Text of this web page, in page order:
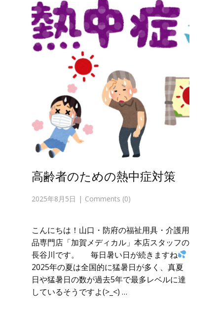
高齢者のための熱中症対策
2025年8月5日 Comments (0)
こんにちは！山口・防府の福祉用具・介護用
品専門店「加賀メディカル」本店スタッフの
長谷川です。 毎日暑い日が続きますね
2025年の夏は全国的に猛暑日が多く、真夏
日や猛暑日の数が過去5年で最多レベルに達
しているそうですよ(>_<) …